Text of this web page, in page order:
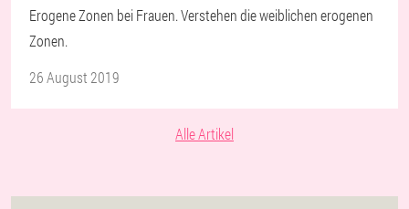
Erogene Zonen bei Frauen. Verstehen die weiblichen erogenen
Zonen.
26 August 2019
Alle Artikel